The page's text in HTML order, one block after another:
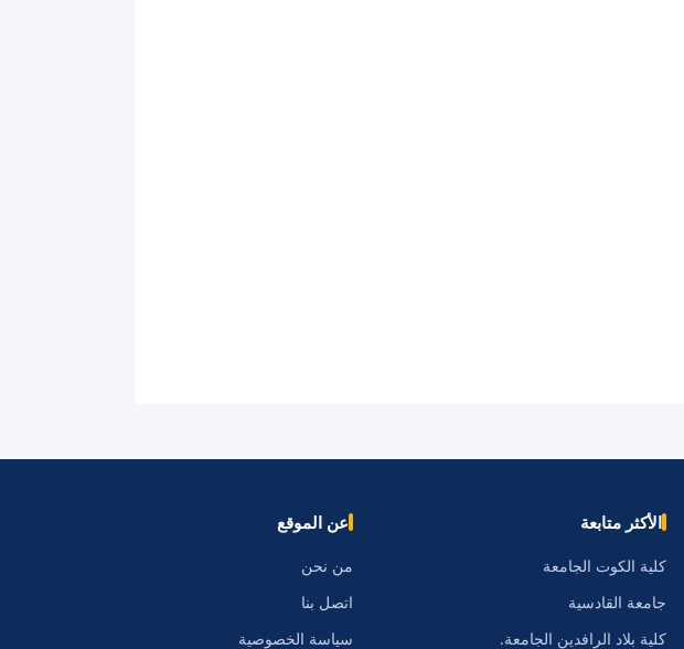
الأكثر متابعة
كلية الكوت الجامعة
جامعة القادسية
كلية بلاد الرافدين الجامعة.
عن الموقع
من نحن
اتصل بنا
سياسة الخصوصية